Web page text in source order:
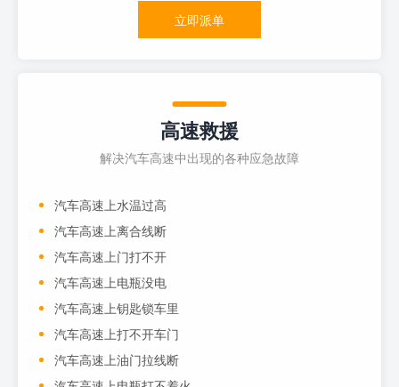
立即派单
高速救援
解决汽车高速中出现的各种应急故障
汽车高速上水温过高
汽车高速上离合线断
汽车高速上门打不开
汽车高速上电瓶没电
汽车高速上钥匙锁车里
汽车高速上打不开车门
汽车高速上油门拉线断